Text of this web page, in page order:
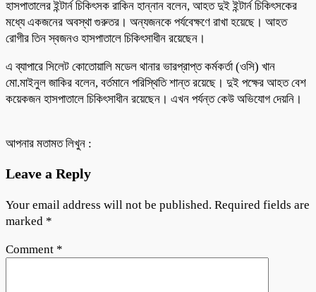
হাসপাতালের ইন্টার্ন চিকিৎসক রাকিন হান্নান বলেন, আহত দুই ইন্টার্ন চিকিৎসকের
মধ্যে একজনের অবস্থা গুরুতর। অন্যজনকে পর্যবেক্ষণে রাখা হয়েছে। আহত
রোগীর তিন স্বজনও হাসপাতালে চিকিৎসাধীন রয়েছেন।
এ ব্যাপারে সিলেট কোতোয়ালি মডেল থানার ভারপ্রাপ্ত কর্মকর্তা (ওসি) খান
মো.মাইনুল জাকির বলেন, বর্তমানে পরিস্থিতি শান্ত রয়েছে। দুই পক্ষের আহত বেশ
কয়েকজন হাসপাতালে চিকিৎসাধীন রয়েছেন। এখন পর্যন্ত কেউ অভিযোগ দেয়নি।
আপনার মতামত লিখুন :
Leave a Reply
Your email address will not be published. Required fields are
marked *
Comment *